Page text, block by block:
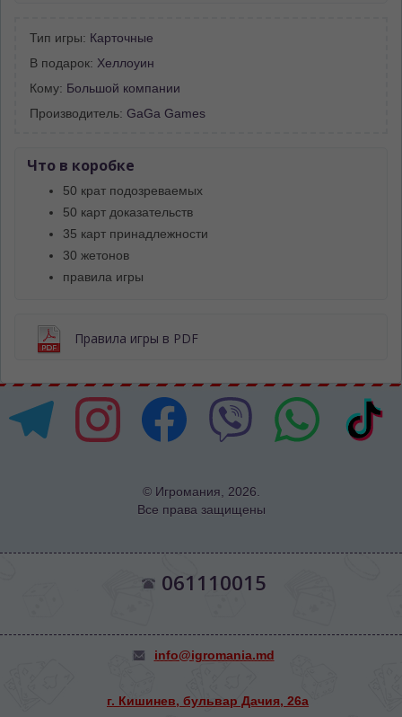
Тип игры: Карточные
В подарок: Хеллоуин
Кому: Большой компании
Производитель: GaGa Games
Что в коробке
50 крат подозреваемых
50 карт доказательств
35 карт принадлежности
30 жетонов
правила игры
Правила игры в PDF
© Игромания, 2026.
Все права защищены
061110015
info@igromania.md
г. Кишинев, бульвар Дачия, 26а